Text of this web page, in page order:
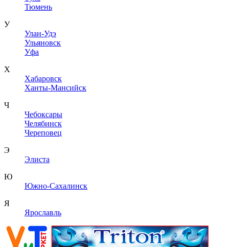
Тюмень
У
Улан-Удэ
Ульяновск
Уфа
Х
Хабаровск
Ханты-Мансийск
Ч
Чебоксары
Челябинск
Череповец
Э
Элиста
Ю
Южно-Сахалинск
Я
Ярославль